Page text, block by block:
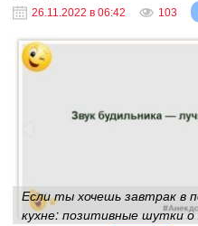
26.11.2022 в 06:42 103
Если ты хочешь завтрак в
кухне: позитивные шутки